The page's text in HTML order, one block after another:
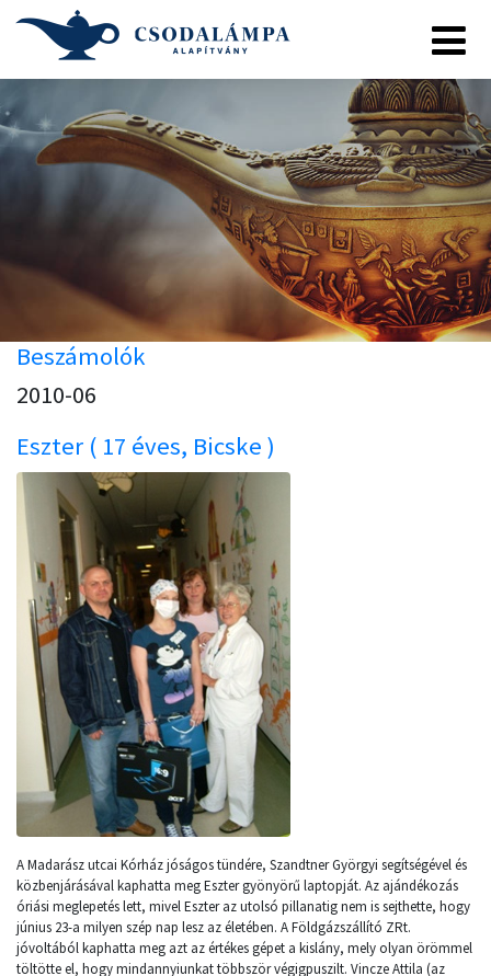
Beszámolók
2010-06
Eszter ( 17 éves, Bicske )
A Madarász utcai Kórház jóságos tündére, Szandtner Györgyi segítségével és
közbenjárásával kaphatta meg Eszter gyönyörű laptopját. Az ajándékozás
óriási meglepetés lett, mivel Eszter az utolsó pillanatig nem is sejthette, hogy
június 23-a milyen szép nap lesz az életében. A Földgázszállító ZRt.
jóvoltából kaphatta meg azt az értékes gépet a kislány, mely olyan örömmel
töltötte el, hogy mindannyiunkat többször végigpuszilt. Vincze Attila (az